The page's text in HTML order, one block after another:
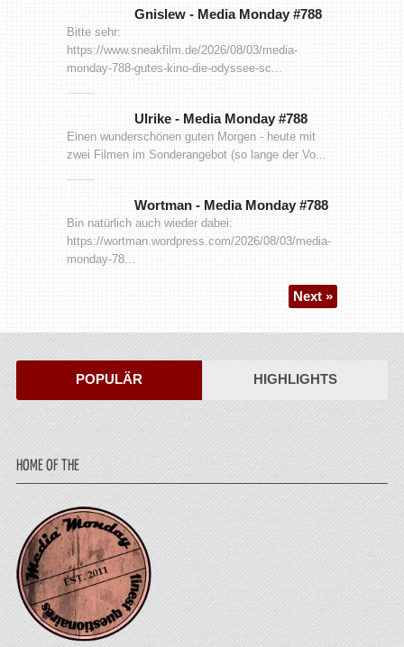
Gnislew - Media Monday #788
Bitte sehr:
https://www.sneakfilm.de/2026/08/03/media-
monday-788-gutes-kino-die-odyssee-sc...
Ulrike - Media Monday #788
Einen wunderschönen guten Morgen - heute mit
zwei Filmen im Sonderangebot (so lange der Vo...
Wortman - Media Monday #788
Bin natürlich auch wieder dabei:
https://wortman.wordpress.com/2026/08/03/media-
monday-78...
Next »
POPULÄR HIGHLIGHTS
HOME OF THE